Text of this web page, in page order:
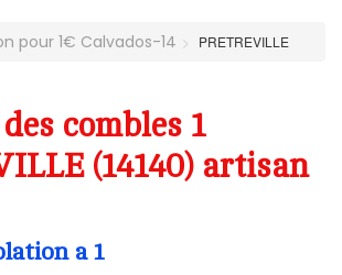
pour 1€ Calvados-14 PRETREVILLE
combles 1
(14140) artisan
a 1